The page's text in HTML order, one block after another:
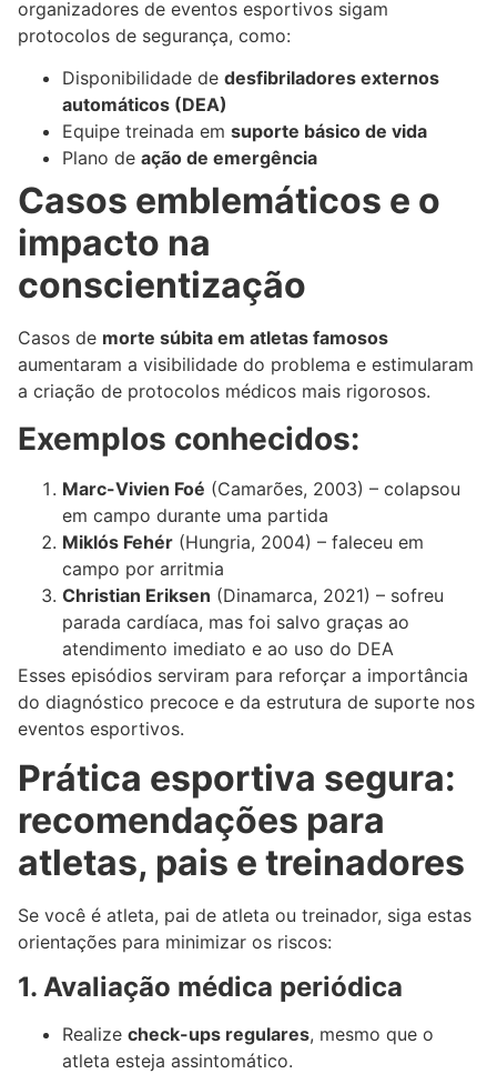
organizadores de eventos esportivos sigam
protocolos de segurança, como:
Disponibilidade de desfibriladores externos
automáticos (DEA)
Equipe treinada em suporte básico de vida
Plano de ação de emergência
Casos emblemáticos e o
impacto na
conscientização
Casos de morte súbita em atletas famosos
aumentaram a visibilidade do problema e estimularam
a criação de protocolos médicos mais rigorosos.
Exemplos conhecidos:
Marc-Vivien Foé (Camarões, 2003) – colapsou
em campo durante uma partida
Miklós Fehér (Hungria, 2004) – faleceu em
campo por arritmia
Christian Eriksen (Dinamarca, 2021) – sofreu
parada cardíaca, mas foi salvo graças ao
atendimento imediato e ao uso do DEA
Esses episódios serviram para reforçar a importância
do diagnóstico precoce e da estrutura de suporte nos
eventos esportivos.
Prática esportiva segura:
recomendações para
atletas, pais e treinadores
Se você é atleta, pai de atleta ou treinador, siga estas
orientações para minimizar os riscos:
1. Avaliação médica periódica
Realize check-ups regulares, mesmo que o
atleta esteja assintomático.